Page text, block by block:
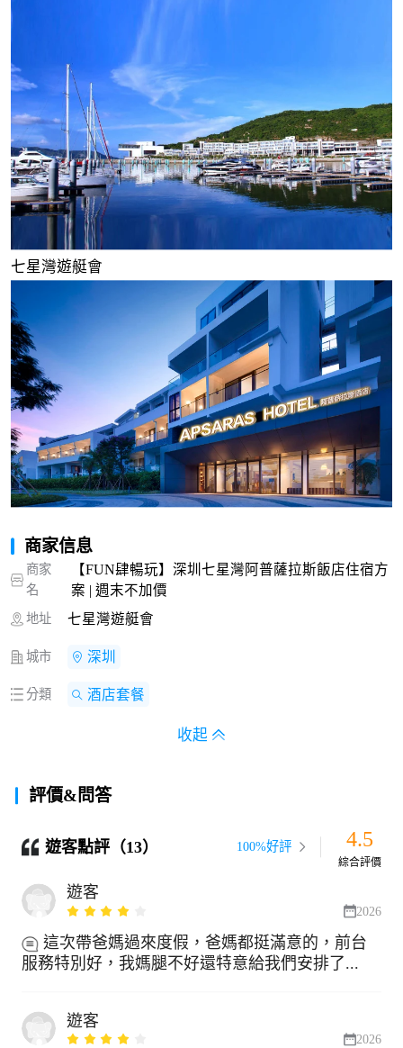
七星灣遊艇會
商家信息
商家
名
【FUN肆暢玩】深圳七星灣阿普薩拉斯飯店住宿方
案 | 週末不加價
地址 七星灣遊艇會
城市 深圳
分類 酒店套餐
收起
評價&問答
遊客點評（13） 100%好評 4.5
綜合評價
遊客
2026
這次帶爸媽過來度假，爸媽都挺滿意的，前台
服務特別好，我媽腿不好還特意給我們安排了...
遊客
2026